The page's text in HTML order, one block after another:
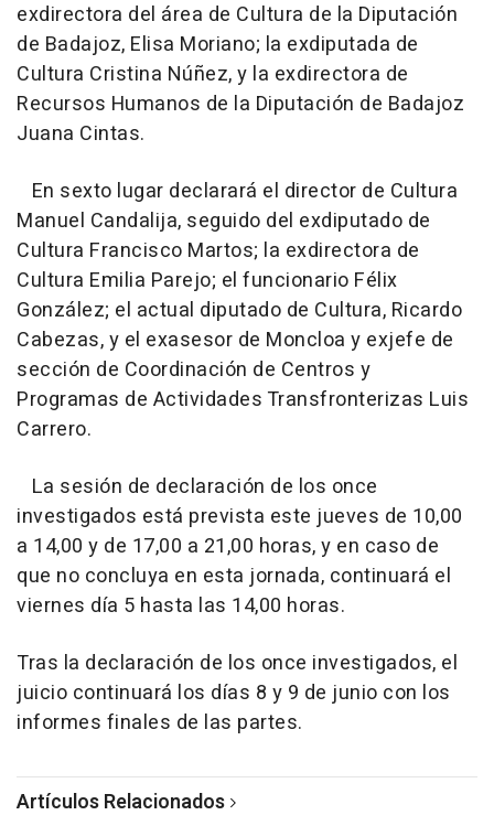
exdirectora del área de Cultura de la Diputación
de Badajoz, Elisa Moriano; la exdiputada de
Cultura Cristina Núñez, y la exdirectora de
Recursos Humanos de la Diputación de Badajoz
Juana Cintas.
En sexto lugar declarará el director de Cultura
Manuel Candalija, seguido del exdiputado de
Cultura Francisco Martos; la exdirectora de
Cultura Emilia Parejo; el funcionario Félix
González; el actual diputado de Cultura, Ricardo
Cabezas, y el exasesor de Moncloa y exjefe de
sección de Coordinación de Centros y
Programas de Actividades Transfronterizas Luis
Carrero.
La sesión de declaración de los once
investigados está prevista este jueves de 10,00
a 14,00 y de 17,00 a 21,00 horas, y en caso de
que no concluya en esta jornada, continuará el
viernes día 5 hasta las 14,00 horas.
Tras la declaración de los once investigados, el
juicio continuará los días 8 y 9 de junio con los
informes finales de las partes.
Artículos Relacionados